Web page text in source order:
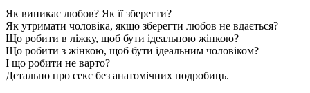
Як виникає любов? Як її зберегти?
Як утримати чоловіка, якщо зберегти любов не вдається?
Що робити в ліжку, щоб бути ідеальною жінкою?
Що робити з жінкою, щоб бути ідеальним чоловіком?
І що робити не варто?
Детально про секс без анатомічних подробиць.